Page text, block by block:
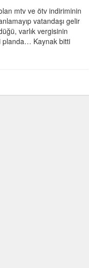
mtv ve ötv indiriminin
vatandaşı gelir
varlık vergisinin
planda… Kaynak bitti